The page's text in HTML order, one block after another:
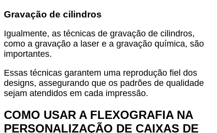
Gravação de cilindros
Igualmente, as técnicas de gravação de cilindros,
como a gravação a laser e a gravação química, são
importantes.
Essas técnicas garantem uma reprodução fiel dos
designs, assegurando que os padrões de qualidade
sejam atendidos em cada impressão.
COMO USAR A FLEXOGRAFIA NA
PERSONALIZAÇÃO DE CAIXAS DE